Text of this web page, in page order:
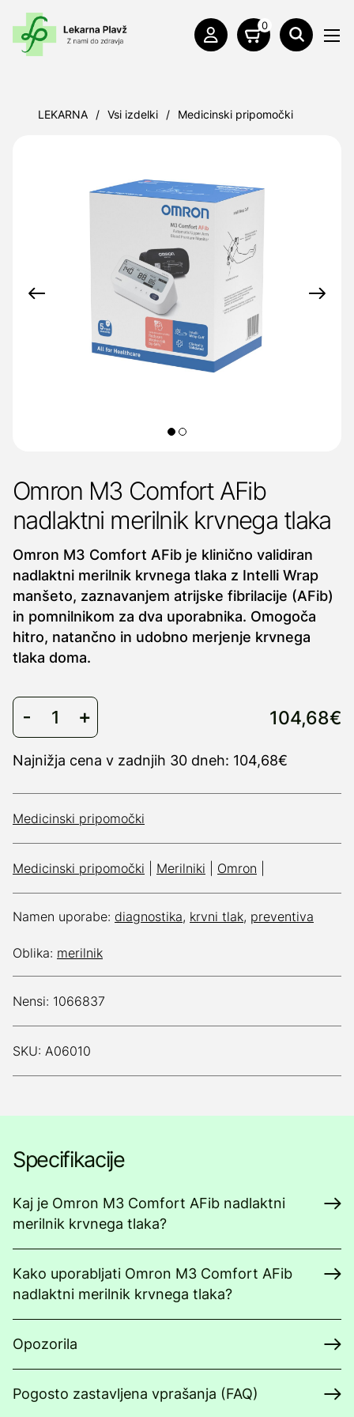
0
LEKARNA / Vsi izdelki / Medicinski pripomočki
Omron M3 Comfort AFib
nadlaktni merilnik krvnega tlaka
Omron M3 Comfort AFib je klinično validiran
nadlaktni merilnik krvnega tlaka z Intelli Wrap
manšeto, zaznavanjem atrijske fibrilacije (AFib)
in pomnilnikom za dva uporabnika. Omogoča
hitro, natančno in udobno merjenje krvnega
tlaka doma.
104,68€
Najnižja cena v zadnjih 30 dneh: 104,68€
Medicinski pripomočki
Medicinski pripomočki Merilniki Omron
Namen uporabe: diagnostika, krvni tlak, preventiva
Oblika: merilnik
Nensi: 1066837
SKU: A06010
Specifikacije
Kaj je Omron M3 Comfort AFib nadlaktni
merilnik krvnega tlaka?
Kako uporabljati Omron M3 Comfort AFib
nadlaktni merilnik krvnega tlaka?
Opozorila
Pogosto zastavljena vprašanja (FAQ)